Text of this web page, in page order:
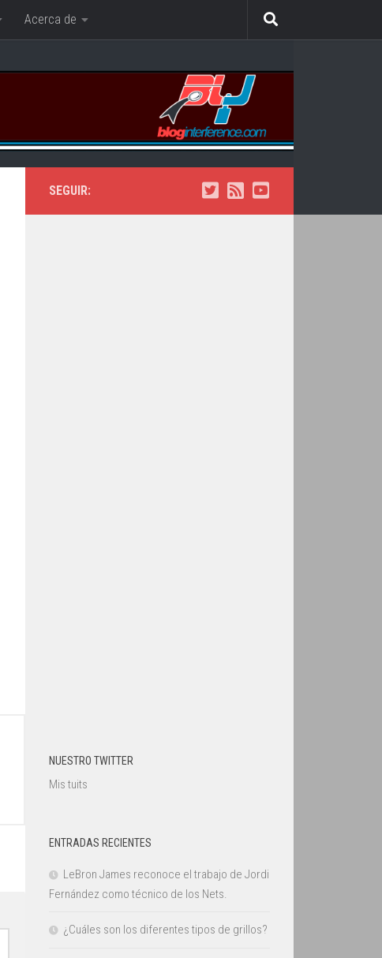
Acerca de
SEGUIR:
NUESTRO TWITTER
Mis tuits
ENTRADAS RECIENTES
LeBron James reconoce el trabajo de Jordi
Fernández como técnico de los Nets.
¿Cuáles son los diferentes tipos de grillos?